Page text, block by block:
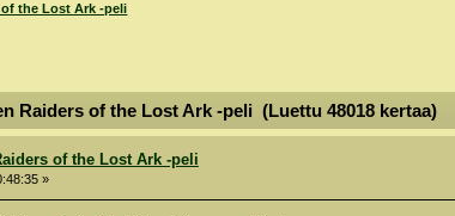
of the Lost Ark -peli
Raiders of the Lost Ark -peli (Luettu 48018 kertaa)
of the Lost Ark -peli
»